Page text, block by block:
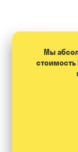
Мы
стоимость